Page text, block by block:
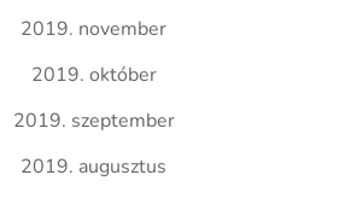
2019. november
2019. október
2019. szeptember
2019. augusztus